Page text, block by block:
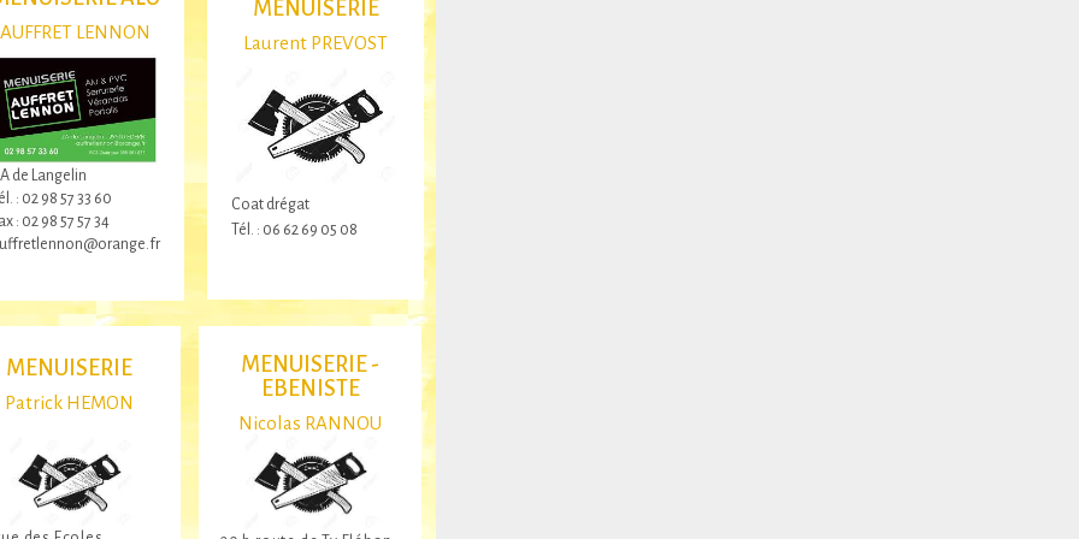
AUFFRET LENNON
de Langelin
: 02 98 57 33 60
: 02 98 57 57 34
MENUISERIE
Laurent PREVOST
Coat drégat
Tél. : 06 62 69 05 08
MENUISERIE
Patrick HEMON
MENUISERIE -
EBENISTE
Nicolas RANNOU